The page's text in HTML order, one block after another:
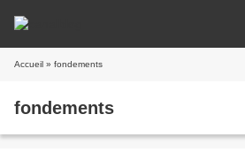
Accueil » fondements
fondements